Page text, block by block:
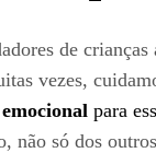
de
vezes,
para
não só dos